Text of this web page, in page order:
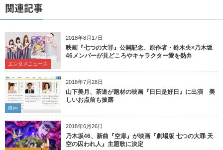
関連記事
2018年8月17日
エンタメニュース
映画『七つの大罪』公開記念、原作者・鈴木央×乃木坂
46メンバーが見どころやキャラクター愛を熱弁
2018年7月28日
映画
山下美月、茶道が題材の映画『日日是好日』に出演 美
しいお点前も披露
2018年6月26日
乃木坂46、新曲『空扉』が映画『劇場版 七つの大罪 天
空の囚われ人』主題歌に決定